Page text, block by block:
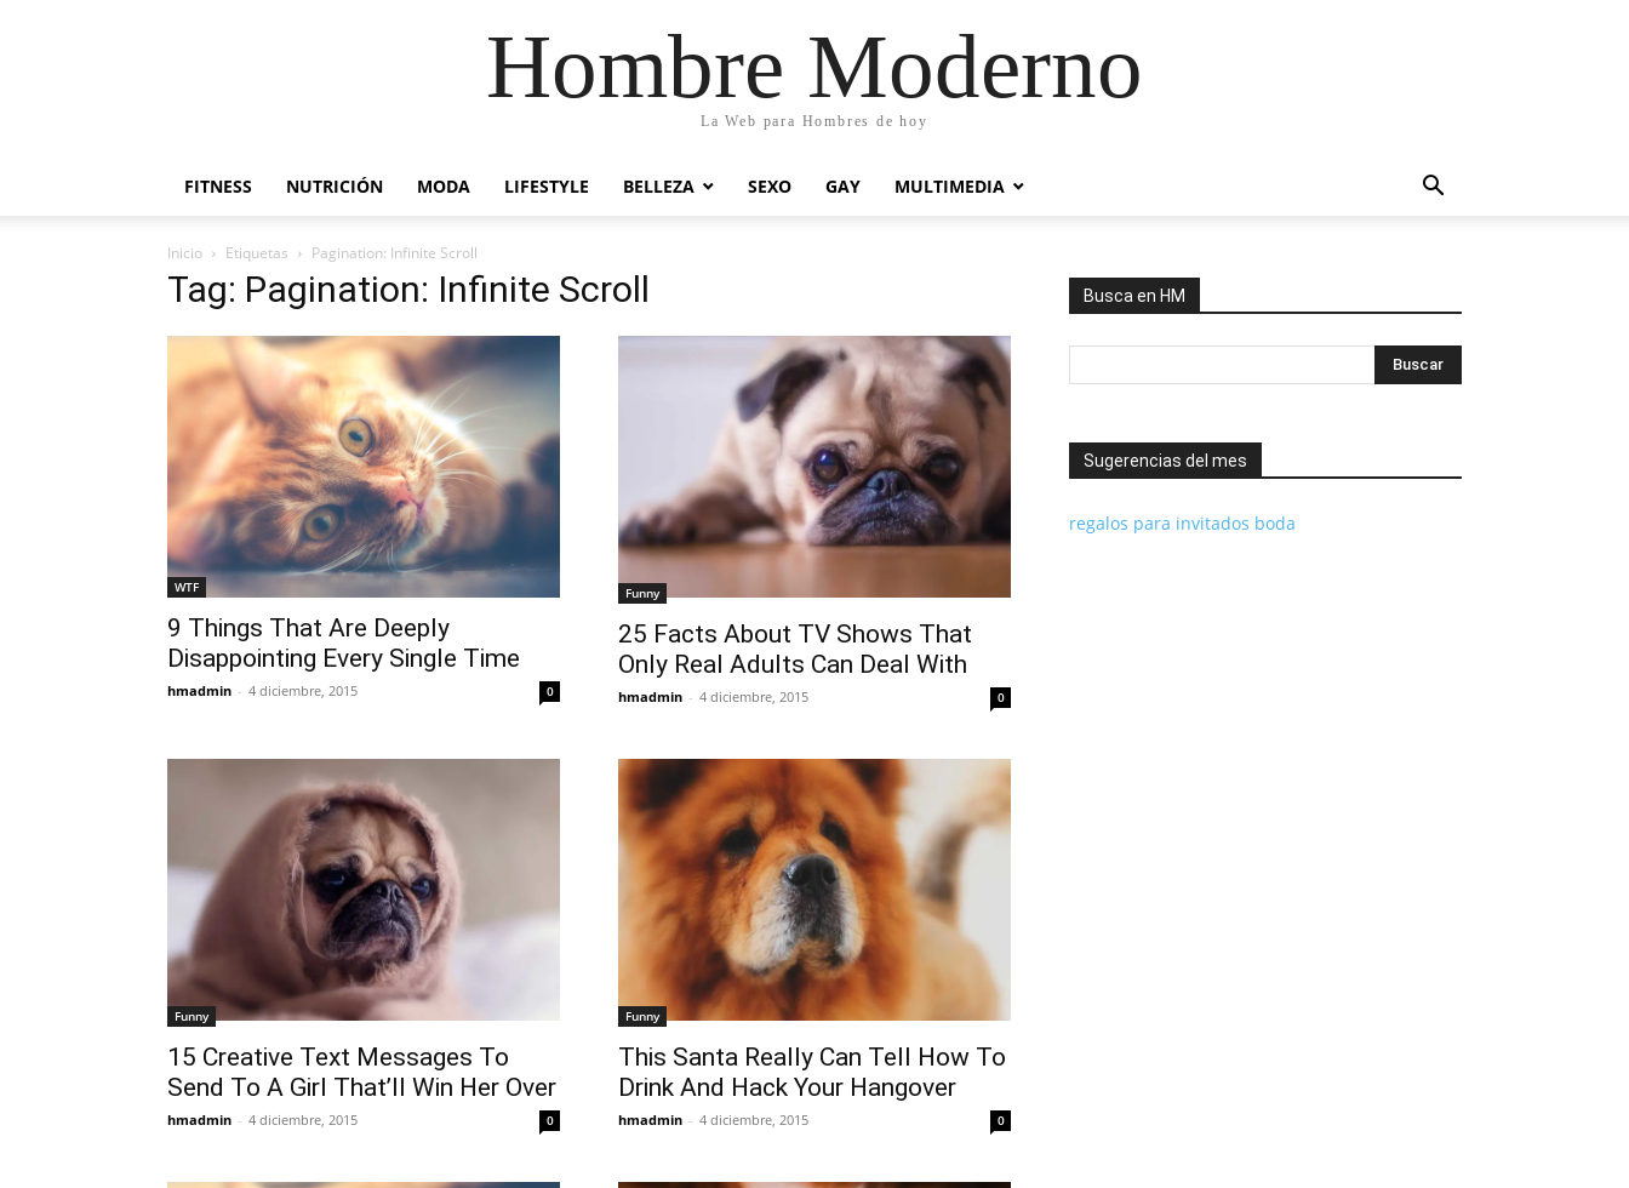
Hombre Moderno
La Web para Hombres de hoy
FITNESS NUTRICIÓN MODA LIFESTYLE BELLEZA SEXO GAY MULTIMEDIA
Inicio Etiquetas Pagination: Infinite Scroll
Tag: Pagination: Infinite Scroll
WTF
9 Things That Are Deeply
Disappointing Every Single Time
hmadmin - 4 diciembre, 2015 0
Funny
25 Facts About TV Shows That
Only Real Adults Can Deal With
hmadmin - 4 diciembre, 2015 0
Funny
15 Creative Text Messages To
Send To A Girl That’ll Win Her Over
hmadmin - 4 diciembre, 2015 0
Funny
This Santa Really Can Tell How To
Drink And Hack Your Hangover
hmadmin - 4 diciembre, 2015 0
Busca en HM
Sugerencias del mes
regalos para invitados boda